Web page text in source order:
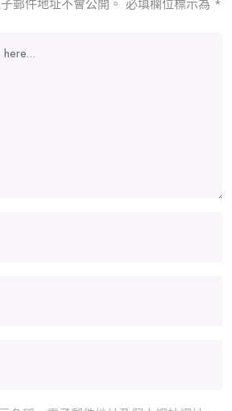
郵件地址不會公開。 必填欄位標示為 *